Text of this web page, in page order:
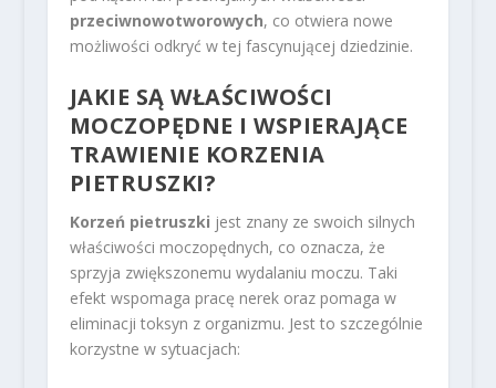
przeciwnowotworowych, co otwiera nowe
możliwości odkryć w tej fascynującej dziedzinie.
JAKIE SĄ WŁAŚCIWOŚCI
MOCZOPĘDNE I WSPIERAJĄCE
TRAWIENIE KORZENIA
PIETRUSZKI?
Korzeń pietruszki jest znany ze swoich silnych
właściwości moczopędnych, co oznacza, że
sprzyja zwiększonemu wydalaniu moczu. Taki
efekt wspomaga pracę nerek oraz pomaga w
eliminacji toksyn z organizmu. Jest to szczególnie
korzystne w sytuacjach: